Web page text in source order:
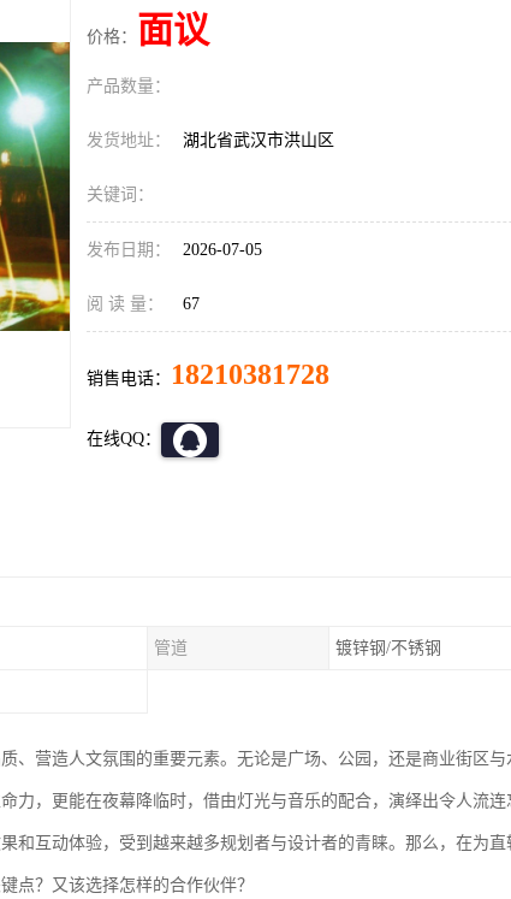
价格： 面议
产品数量：
发货地址： 湖北省武汉市洪山区
关键词：
发布日期： 2026-07-05
阅 读 量： 67
销售电话： 18210381728
在线QQ：
管道 镀锌钢/不锈钢
、营造人文氛围的重要元素。无论是广场、公园，还是商业街区
力，更能在夜幕降临时，借由灯光与音乐的配合，演绎出令人流连
和互动体验，受到越来越多规划者与设计者的青睐。那么，在为
点？又该选择怎样的合作伙伴？